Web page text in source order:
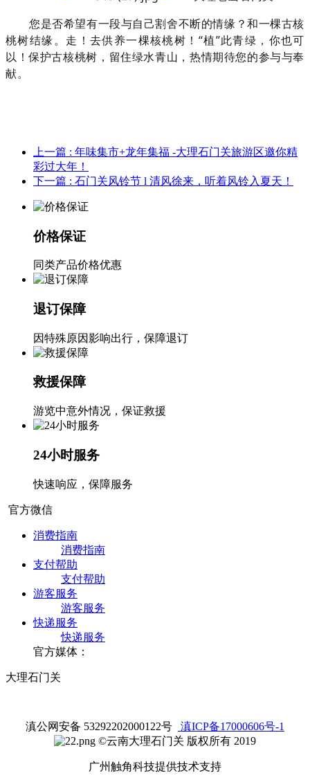
您是否希望有一段与自己割舍不断的情缘？和一棵古核
桃树结缘。走！去供养一棵核桃树！“植”此青绿，你也可
以！保护古核桃树，留住绿水青山，热情期待您的参与与奉
献。
上一篇 : 年味集市+龙年集福 -大理石门关旅游区邀你精
彩过大年！
下一篇 : 石门关风铃节 l 清风徐来，听着风铃入夏天！
价格保证
同类产品价格优惠
退订保障
因特殊原因影响出行，保障退订
救援保障
游览中意外情况，保证救援
24小时服务
快速响应，保障服务
官方微信
消费指南
消费指南
支付帮助
支付帮助
游客服务
游客服务
快递服务
快递服务
官方媒体：
大理石门关
滇公网安备 53292202000122号
滇ICP备17000606号-1
©云南大理石门关 版权所有 2019
广州触角科技提供技术支持